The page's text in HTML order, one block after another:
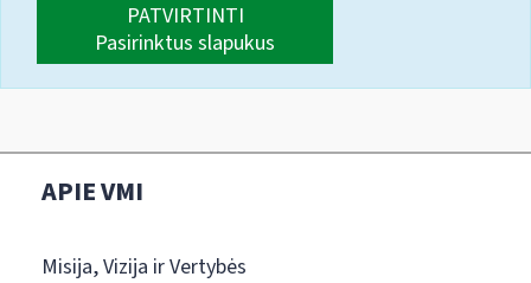
PATVIRTINTI
Pasirinktus slapukus
APIE VMI
Misija, Vizija ir Vertybės